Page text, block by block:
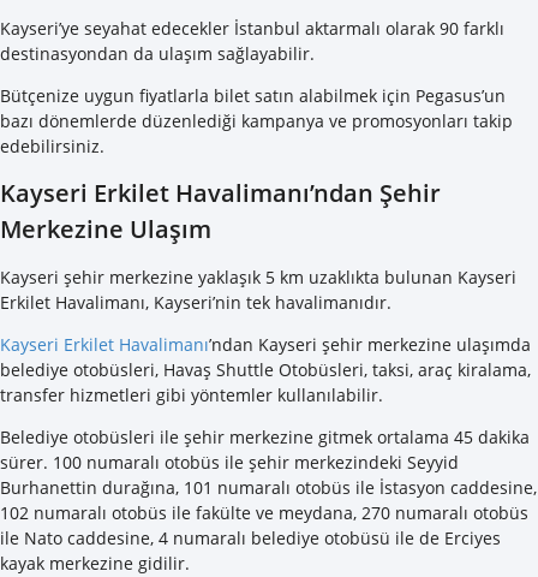
Kayseri’ye seyahat edecekler İstanbul aktarmalı olarak 90 farklı
destinasyondan da ulaşım sağlayabilir.
Bütçenize uygun fiyatlarla bilet satın alabilmek için Pegasus’un
bazı dönemlerde düzenlediği kampanya ve promosyonları takip
edebilirsiniz.
Kayseri Erkilet Havalimanı’ndan Şehir
Merkezine Ulaşım
Kayseri şehir merkezine yaklaşık 5 km uzaklıkta bulunan Kayseri
Erkilet Havalimanı, Kayseri’nin tek havalimanıdır.
Kayseri Erkilet Havalimanı’ndan Kayseri şehir merkezine ulaşımda
belediye otobüsleri, Havaş Shuttle Otobüsleri, taksi, araç kiralama,
transfer hizmetleri gibi yöntemler kullanılabilir.
Belediye otobüsleri ile şehir merkezine gitmek ortalama 45 dakika
sürer. 100 numaralı otobüs ile şehir merkezindeki Seyyid
Burhanettin durağına, 101 numaralı otobüs ile İstasyon caddesine,
102 numaralı otobüs ile fakülte ve meydana, 270 numaralı otobüs
ile Nato caddesine, 4 numaralı belediye otobüsü ile de Erciyes
kayak merkezine gidilir.